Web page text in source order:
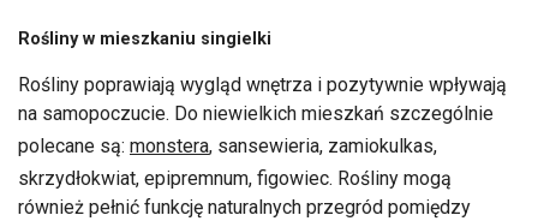
Rośliny w mieszkaniu singielki
Rośliny poprawiają wygląd wnętrza i pozytywnie wpływają
na samopoczucie. Do niewielkich mieszkań szczególnie
polecane są: monstera, sansewieria, zamiokulkas,
skrzydłokwiat, epipremnum, figowiec. Rośliny mogą
również pełnić funkcję naturalnych przegród pomiędzy